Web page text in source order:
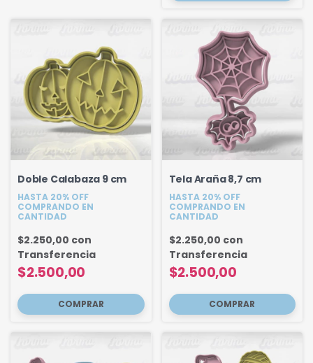
Doble Calabaza 9 cm
HASTA 20% OFF
COMPRANDO EN
CANTIDAD
$2.500,00
$2.250,00 con
Transferencia
Tela Araña 8,7 cm
HASTA 20% OFF
COMPRANDO EN
CANTIDAD
$2.500,00
$2.250,00 con
Transferencia